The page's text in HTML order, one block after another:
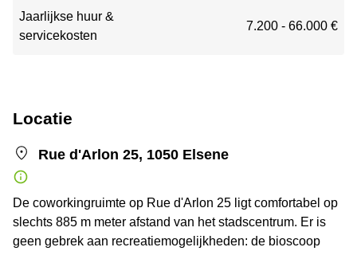
Jaarlijkse huur &
servicekosten
7.200 - 66.000 €
Locatie
Rue d'Arlon 25, 1050 Elsene
De coworkingruimte op Rue d'Arlon 25 ligt comfortabel op
slechts 885 m meter afstand van het stadscentrum. Er is
geen gebrek aan recreatiemogelijkheden: de bioscoop